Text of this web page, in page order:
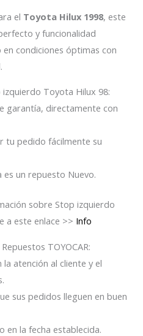
el Toyota Hilux 1998, este
y funcionalidad
condiciones óptimas con
Toyota Hilux 98:
garantía, directamente con
tu pedido fácilmente su
un repuesto Nuevo.
sobre Stop izquierdo
a este enlace >> Info
TOYOCAR:
la atención al cliente y el
sus pedidos lleguen en buen
en la fecha establecida.